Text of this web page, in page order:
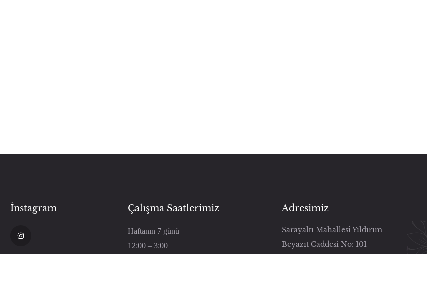
İnstagram Çalışma Saatlerimiz
Haftanın 7 günü
12:00 – 3:00
Adresimiz
Sarayaltı Mahallesi Yıldırım
Beyazıt Caddesi No: 101